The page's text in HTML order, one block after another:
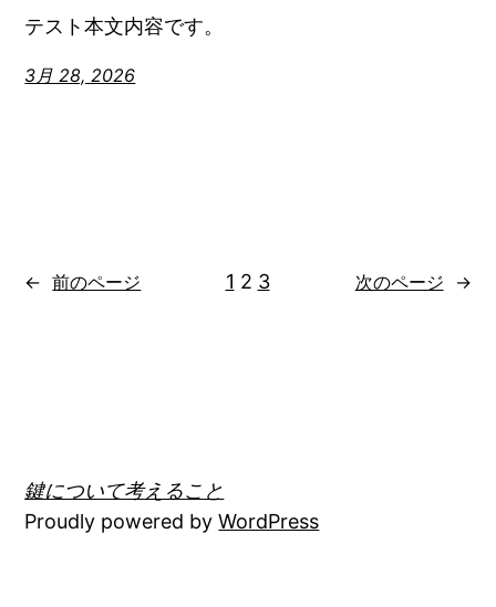
テスト本文内容です。
3月 28, 2026
← 前のページ 1 2 3 次のページ →
鍵について考えること
Proudly powered byWordPress